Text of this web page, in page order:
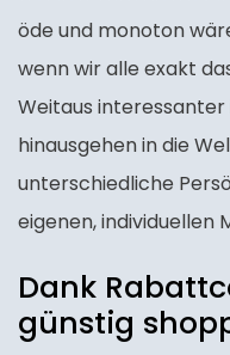
öde und monoton
wenn wir alle exakt
Weitaus
hinausgehen in die
unterschiedliche
eigenen,
Dank
günstig